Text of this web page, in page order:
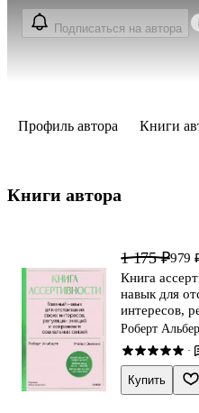
Подписаться на автора
Профиль автора Книги
Книги автора
1 175 ₽979
Книга
навык для
интересов,
сохранения
Роберт
·
Купить